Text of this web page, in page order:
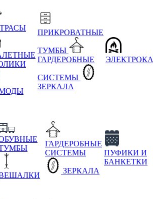
ПРИКРОВАТНЫЕ
ТУМБЫ
ГАРДЕРОБНЫЕ
СИСТЕМЫ
ЗЕРКАЛА
ГАРДЕРОБНЫЕ
СИСТЕМЫ
ЗЕРКАЛА
ПУФИКИ И
БАНКЕТКИ